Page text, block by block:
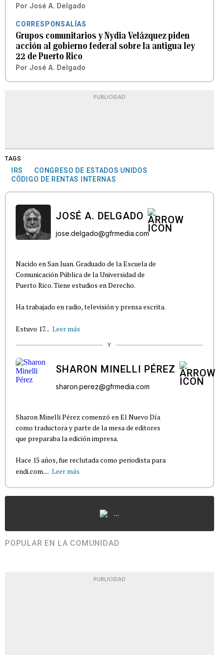
Por José A. Delgado
CORRESPONSALÍAS
Grupos comunitarios y Nydia Velázquez piden
acción al gobierno federal sobre la antigua ley
22 de Puerto Rico
Por José A. Delgado
PUBLICIDAD
TAGS
IRS
CONGRESO DE ESTADOS UNIDOS
CÓDIGO DE RENTAS INTERNAS
JOSÉ A. DELGADO
jose.delgado@gfrmedia.com
Nacido en San Juan. Graduado de la Escuela de
Comunicación Pública de la Universidad de
Puerto Rico. Tiene estudios en Derecho.
Ha trabajado en radio, televisión y prensa escrita.
Estuvo 17... Leer más
Y
SHARON MINELLI PÉREZ
sharon.perez@gfrmedia.com
Sharon Minelli Pérez comenzó en El Nuevo Día
como traductora y parte de la mesa de editores
que preparaba la edición impresa.
Hace 15 años, fue reclutada como periodista para
endi.com.... Leer más
...
POPULAR EN LA COMUNIDAD
PUBLICIDAD